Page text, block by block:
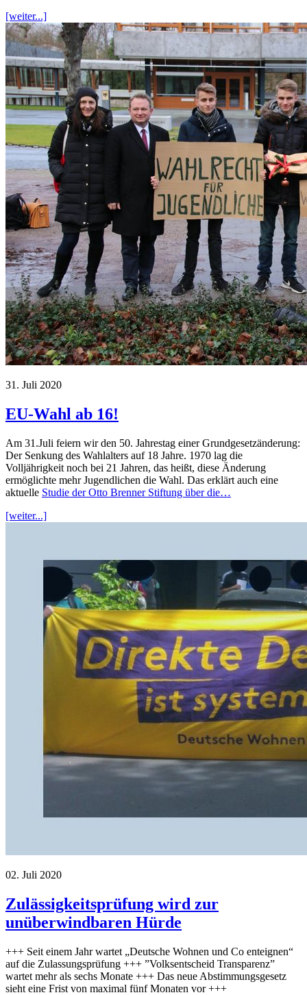
[weiter...]
31. Juli 2020
EU-Wahl ab 16!
Am 31.Juli feiern wir den 50. Jahrestag einer Grundgesetzänderung:
Der Senkung des Wahlalters auf 18 Jahre. 1970 lag die
Volljährigkeit noch bei 21 Jahren, das heißt, diese Änderung
ermöglichte mehr Jugendlichen die Wahl. Das erklärt auch eine
aktuelle Studie der Otto Brenner Stiftung über die…
[weiter...]
02. Juli 2020
Zulässigkeitsprüfung wird zur
unüberwindbaren Hürde
+++ Seit einem Jahr wartet „Deutsche Wohnen und Co enteignen“
auf die Zulassungsprüfung +++ ”Volksentscheid Transparenz”
wartet mehr als sechs Monate +++ Das neue Abstimmungsgesetz
sieht eine Frist von maximal fünf Monaten vor +++